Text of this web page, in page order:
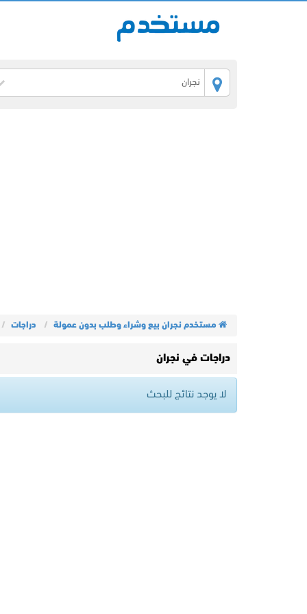
نجران
مستخدم نجران بيع وشراء وطلب بدون عمولة دراجات
دراجات في نجران
لا يوجد نتائج للبحث